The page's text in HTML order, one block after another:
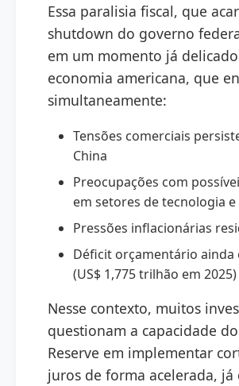
Essa paralisia fiscal, que
shutdown do governo
em um momento já
economia americana, que
simultaneamente:
Tensões comerciais
China
Preocupações com
em setores de tecnologia e
Pressões inflacionárias
Déficit orçamentário ainda
(US$ 1,775 trilhão em 2025)
Nesse contexto, muitos
questionam a capacidade
Reserve em implementar
juros de forma acelerada, já